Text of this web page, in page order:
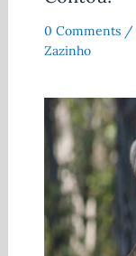
0 Comments /
Zazinho